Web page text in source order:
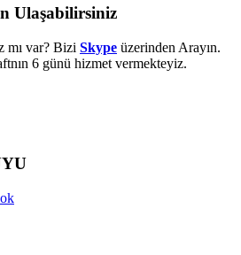
Ulaşabilirsiniz
mı var? Bizi Skype üzerinden Arayın.
6 günü hizmet vermekteyiz.